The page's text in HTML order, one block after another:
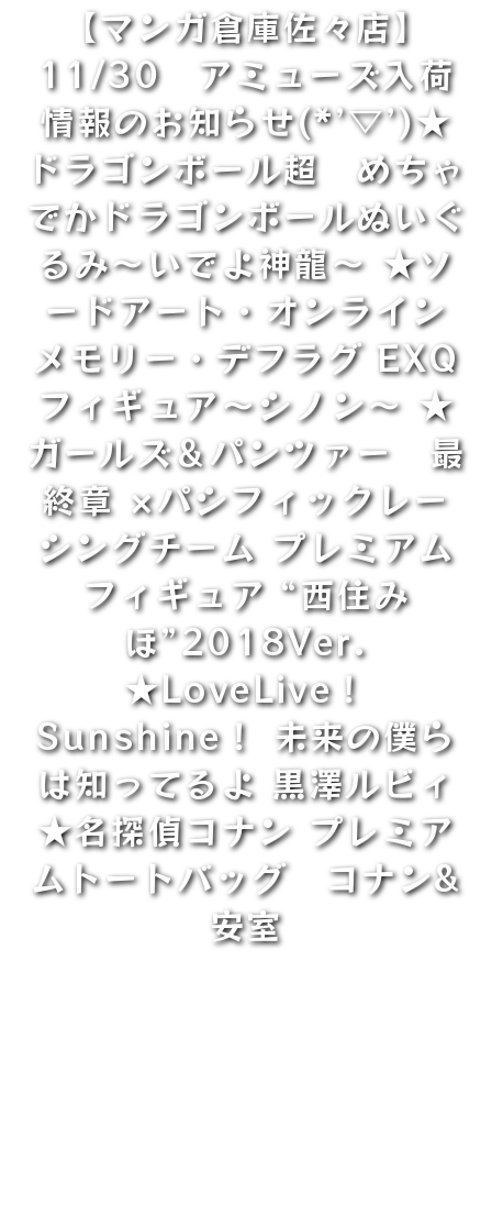
【マンガ倉庫佐々店】
11/30 アミューズ入荷
情報のお知らせ(*’▽’)★
ドラゴンボール超 めちゃ
でかドラゴンボールぬいぐ
るみ～いでよ神龍～ ★ソ
ードアート・オンライン
メモリー・デフラグ EXQ
フィギュア～シノン～ ★
ガールズ＆パンツァー 最
終章 ×パシフィックレー
シングチーム プレミアム
フィギュア “西住み
ほ”2018Ver.
★LoveLive！
Sunshine！ 未来の僕ら
は知ってるよ 黒澤ルビィ
★名探偵コナン プレミア
ムトートバッグ コナン&
安室